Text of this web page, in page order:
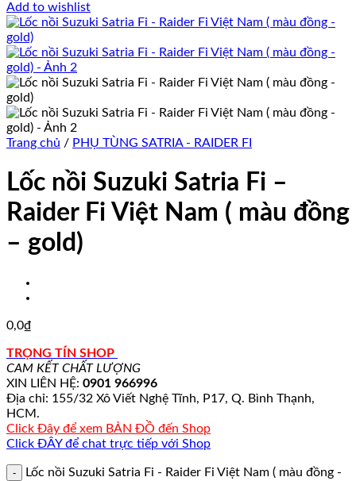
Add to wishlist
Trang chủ / PHỤ TÙNG SATRIA - RAIDER FI
Lốc nồi Suzuki Satria Fi –
Raider Fi Việt Nam ( màu đồng
– gold)
0,0₫
TRỌNG TÍN SHOP
CAM KẾT CHẤT LƯỢNG
XIN LIÊN HỆ: 0901 966996
Địa chỉ: 155/32 Xô Viết Nghệ Tĩnh, P17, Q. Bình Thạnh,
HCM.
Click Đây để xem BẢN ĐỒ đến Shop
Click ĐÂY để chat trực tiếp với Shop
Lốc nồi Suzuki Satria Fi - Raider Fi Việt Nam ( màu đồng -